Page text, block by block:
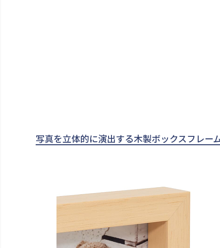
写真を立体的に演出する木製ボックスフレー